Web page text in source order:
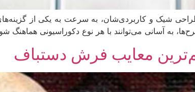
شیک و کاربردی‌شان، به سرعت به یکی از
به آسانی می‌توانند با هر نوع دکوراسیونی هماهنگ